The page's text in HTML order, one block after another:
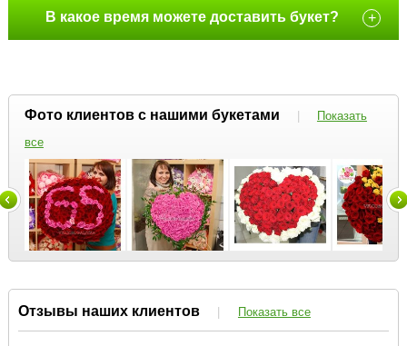
В какое время можете доставить букет? +
Фото клиентов с нашими букетами |
Показать
все
Отзывы наших клиентов | Показать все